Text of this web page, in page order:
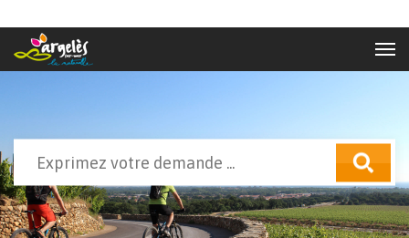
Formulaire de recherche